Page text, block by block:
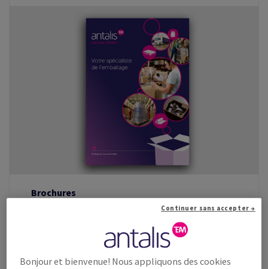
Brochures
Découvrez nos brochures et dépliants
Bonjour et bienvenue! Nous appliquons des cookies
Continuer sans accepter →